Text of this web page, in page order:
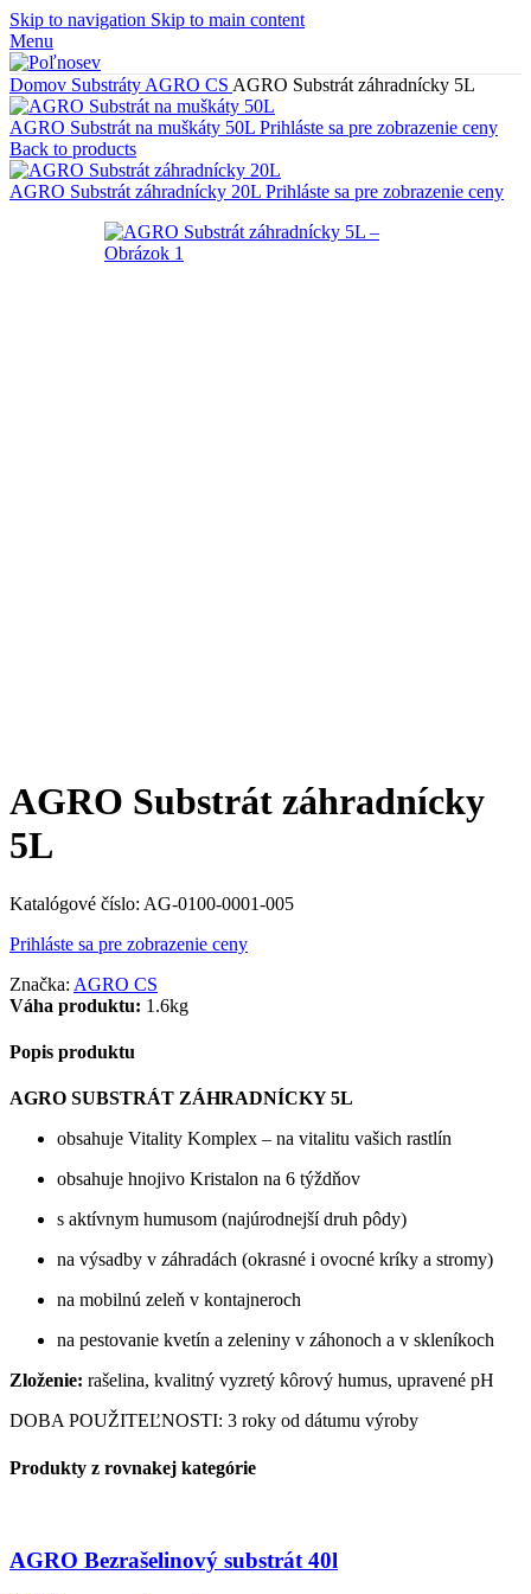
Skip to navigation Skip to main content
Menu
Domov Substráty AGRO CS AGRO Substrát záhradnícky 5L
AGRO Substrát na muškáty 50L Prihláste sa pre zobrazenie ceny
Back to products
AGRO Substrát záhradnícky 20L Prihláste sa pre zobrazenie ceny
AGRO Substrát záhradnícky
5L
Katalógové číslo: AG-0100-0001-005
Prihláste sa pre zobrazenie ceny
Značka: AGRO CS
Váha produktu: 1.6kg
Popis produktu
AGRO SUBSTRÁT ZÁHRADNÍCKY 5L
obsahuje Vitality Komplex – na vitalitu vašich rastlín
obsahuje hnojivo Kristalon na 6 týždňov
s aktívnym humusom (najúrodnejší druh pôdy)
na výsadby v záhradách (okrasné i ovocné kríky a stromy)
na mobilnú zeleň v kontajneroch
na pestovanie kvetín a zeleniny v záhonoch a v skleníkoch
Zloženie: rašelina, kvalitný vyzretý kôrový humus, upravené pH
DOBA POUŽITEĽNOSTI: 3 roky od dátumu výroby
Produkty z rovnakej kategórie
AGRO Bezrašelinový substrát 40l